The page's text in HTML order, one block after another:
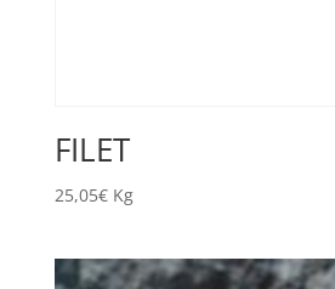
FILET
25,05€ Kg